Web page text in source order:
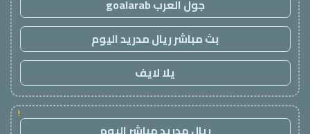
جول العرب goalarab
بث مباشر ريال مدريد اليوم
يلا لايف
!